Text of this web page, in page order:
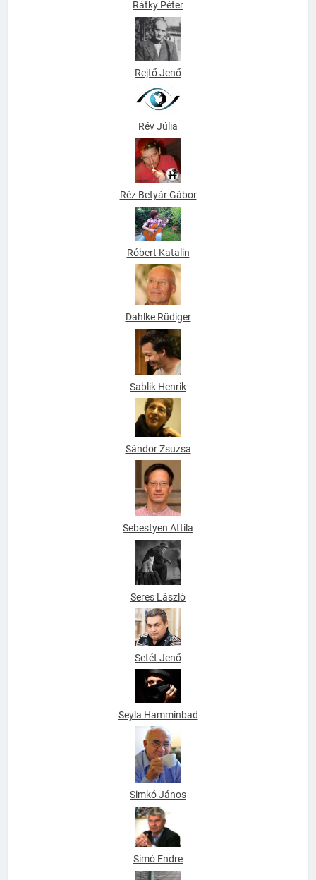
Rátky Péter
Rév Júlia
Réz Betyár Gábor
Róbert Katalin
Dahlke Rüdiger
Sablik Henrik
Sándor Zsuzsa
Sebestyen Attila
Seres László
Setét Jenő
Seyla Hamminbad
Simkó János
Simó Endre